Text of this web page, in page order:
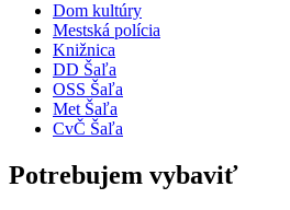
Dom kultúry
Mestská polícia
Knižnica
DD Šaľa
OSS Šaľa
Met Šaľa
CvČ Šaľa
Potrebujem vybaviť